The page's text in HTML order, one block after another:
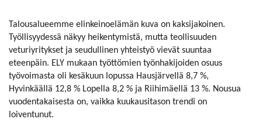
Talousalueemme elinkeinoelämän kuva on kaksijakoinen.
Työllisyydessä näkyy heikentymistä, mutta teollisuuden
veturiyritykset ja seudullinen yhteistyö vievät suuntaa
eteenpäin. ELY mukaan työttömien työnhakijoiden osuus
työvoimasta oli kesäkuun lopussa Hausjärvellä 8,7 %,
Hyvinkäällä 12,8 % Lopella 8,2 % ja Riihimäellä 13 %. Nousua
vuodentakaisesta on, vaikka kuukausitason trendi on
loiventunut.